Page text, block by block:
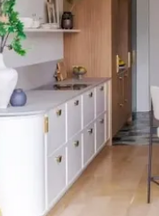
Idées Déco En 10 Photos
Maison En Ville
Tendance
Interieurs
La Décoration Selon
Les Trouvailles Déco Du
Maison Appartement
Maison Container/
Maison Et Appartement
Petite Surface
Piscine